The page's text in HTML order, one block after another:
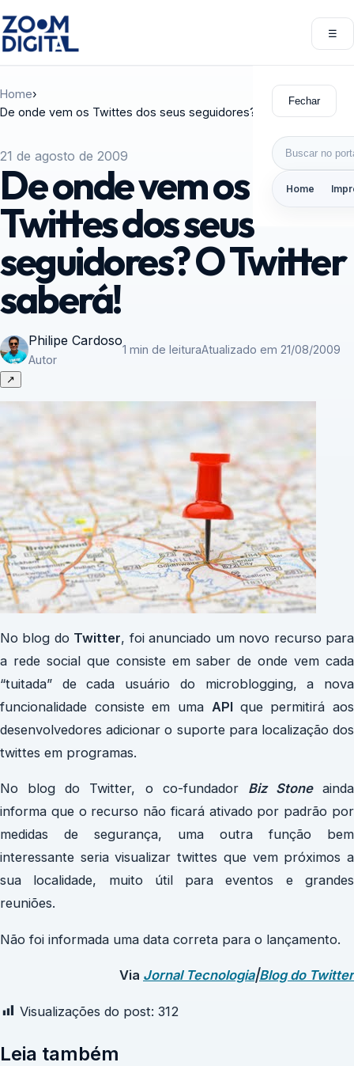
☰
Fechar
Buscar por:
Home
Home›
De onde vem os Twittes dos seus seguidores? O Twitter saberá!
21 de agosto de 2009
De onde vem os
Twittes dos seus
seguidores? O Twitter
saberá!
Philipe Cardoso
Autor
1 min de leituraAtualizado em 21/08/2009
↗
No blog do Twitter, foi anunciado um novo recurso para
a rede social que consiste em saber de onde vem cada
“tuitada” de cada usuário do microblogging, a nova
funcionalidade consiste em uma API que permitirá aos
desenvolvedores adicionar o suporte para localização dos
twittes em programas.
No blog do Twitter, o co-fundador Biz Stoneainda
informa que o recurso não ficará ativado por padrão por
medidas de segurança, uma outra função bem
interessante seria visualizar twittes que vem próximos a
sua localidade, muito útil para eventos e grandes
reuniões.
Não foi informada uma data correta para o lançamento.
Via Jornal Tecnologia|Blog do Twitter
Visualizações do post: 312
Leia também